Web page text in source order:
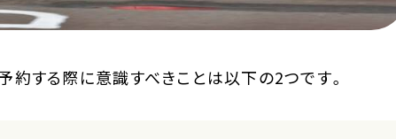
する際に意識すべきことは以下の2つです。